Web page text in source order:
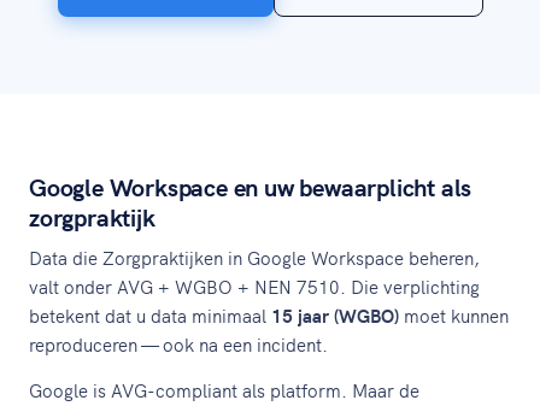
Google Workspace en uw bewaarplicht als
zorgpraktijk
Data die Zorgpraktijken in Google Workspace beheren,
valt onder AVG + WGBO + NEN 7510. Die verplichting
betekent dat u data minimaal 15 jaar (WGBO) moet kunnen
reproduceren — ook na een incident.
Google is AVG-compliant als platform. Maar de